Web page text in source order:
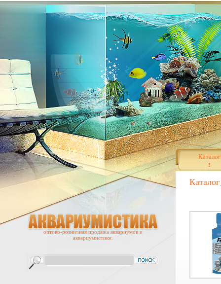
Каталог
Каталог
оптово-розничная продажа аквариумов и
аквариумистики.